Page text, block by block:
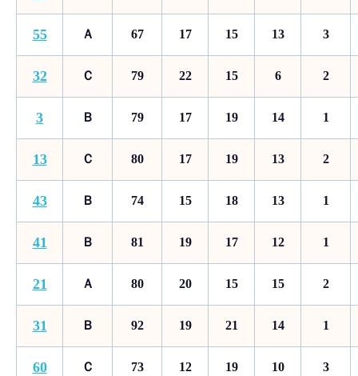
55 Ａ 67 17 15 13 3
32 Ｃ 79 22 15 6 2
3 Ｂ 79 17 19 14 1
13 Ｃ 80 17 19 13 2
43 Ｂ 74 15 18 13 1
41 Ｂ 81 19 17 12 1
21 Ａ 80 20 15 15 2
31 Ｂ 92 19 21 14 1
60 Ｃ 73 12 19 10 3